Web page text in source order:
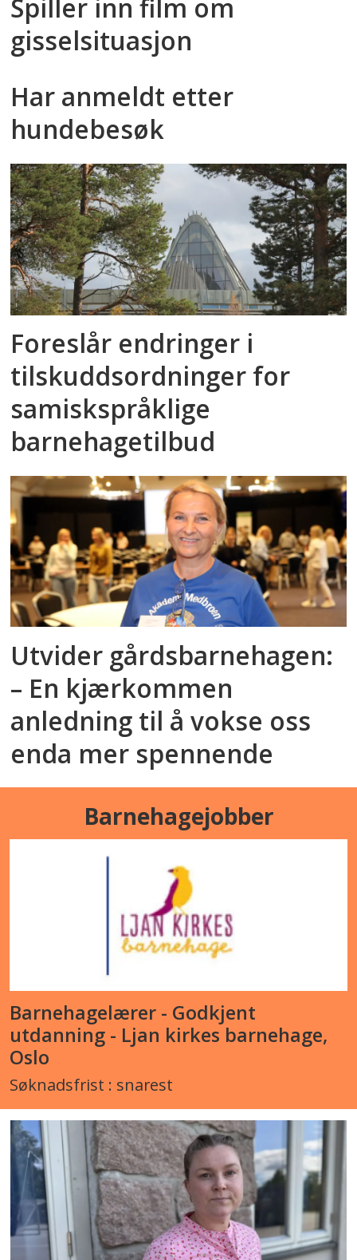
Spiller inn film om
gisselsituasjon
Har anmeldt etter
hundebesøk
Foreslår endringer i
tilskuddsordninger for
samiskspråklige
barnehagetilbud
Utvider gårdsbarnehagen:
– En kjærkommen
anledning til å vokse oss
enda mer spennende
Barnehagejobber
Barnehagelærer - Godkjent
utdanning - Ljan kirkes barnehage,
Oslo
Søknadsfrist : snarest